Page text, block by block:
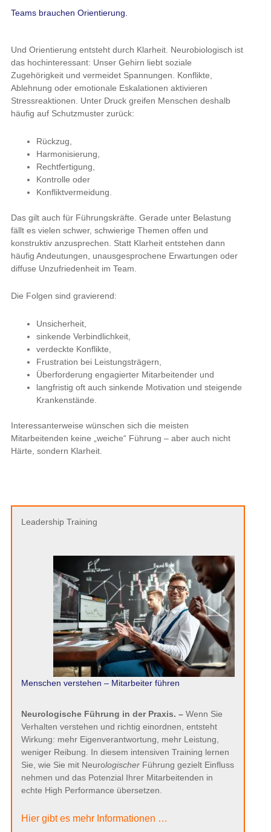
Teams brauchen Orientierung.
Und Orientierung entsteht durch Klarheit. Neurobiologisch ist
das hochinteressant: Unser Gehirn liebt soziale
Zugehörigkeit und vermeidet Spannungen. Konflikte,
Ablehnung oder emotionale Eskalationen aktivieren
Stressreaktionen. Unter Druck greifen Menschen deshalb
häufig auf Schutzmuster zurück:
Rückzug,
Harmonisierung,
Rechtfertigung,
Kontrolle oder
Konfliktvermeidung.
Das gilt auch für Führungskräfte. Gerade unter Belastung
fällt es vielen schwer, schwierige Themen offen und
konstruktiv anzusprechen. Statt Klarheit entstehen dann
häufig Andeutungen, unausgesprochene Erwartungen oder
diffuse Unzufriedenheit im Team.
Die Folgen sind gravierend:
Unsicherheit,
sinkende Verbindlichkeit,
verdeckte Konflikte,
Frustration bei Leistungsträgern,
Überforderung engagierter Mitarbeitender und
langfristig oft auch sinkende Motivation und steigende
Krankenstände.
Interessanterweise wünschen sich die meisten
Mitarbeitenden keine „weiche“ Führung – aber auch nicht
Härte, sondern Klarheit.
Leadership Training
Menschen verstehen – Mitarbeiter führen
Neurologische Führung in der Praxis. – Wenn Sie
Verhalten verstehen und richtig einordnen, entsteht
Wirkung: mehr Eigenverantwortung, mehr Leistung,
weniger Reibung. In diesem intensiven Training lernen
Sie, wie Sie mit NeurologischerFührung gezielt Einfluss
nehmen und das Potenzial Ihrer Mitarbeitenden in
echte High Performance übersetzen.
Hier gibt es mehr Informationen …